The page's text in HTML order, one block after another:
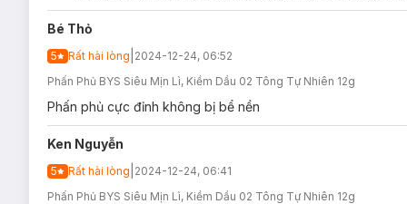
Độ an toàn:
Không chứa dầu khoáng.
Đạt chuẩn thuần chay và an toàn Crueltyfree and Vegan.
Bảo quản:
Bé Thỏ
5 Rất hài lòng 2024-12-24, 06:52
Phấn Phủ BYS Siêu Mịn Lì, Kiềm Dầu 02 Tông Tự Nhiên 12g
Phấn phủ cực đỉnh không bị bể nền
Ken Nguyễn
5 Rất hài lòng 2024-12-24, 06:41
Phấn Phủ BYS Siêu Mịn Lì, Kiềm Dầu 02 Tông Tự Nhiên 12g